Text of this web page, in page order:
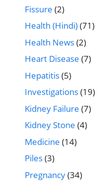
Fissure (2)
Health (Hindi)(71)
Health News(2)
Heart Disease (7)
Hepatitis(5)
Investigations(19)
Kidney Failure (7)
Kidney Stone (4)
Medicine (14)
Piles(3)
Pregnancy(34)